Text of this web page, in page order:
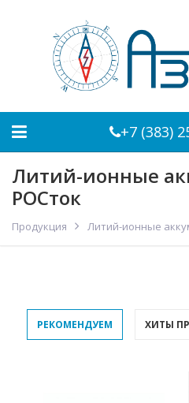
+7 (383)
Литий-ионные
РОСток
Продукция Литий-ионные
РЕКОМЕНДУЕМ ХИТЫ